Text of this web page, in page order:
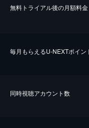
無料トライアル後の⽉額料金
毎⽉もらえるU-NEXTポイン
同時視聴アカウント数